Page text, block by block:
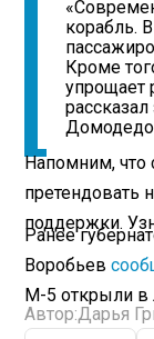
корабль.
Кроме
упрощает
Напомним, что
претендовать
поддержки.
Ранее
Воробьев
М-5 открыли
Автор:Дарья